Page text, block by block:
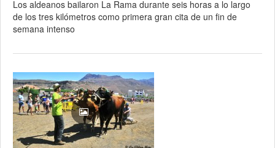
Los aldeanos bailaron La Rama durante seis horas a lo largo
de los tres kilómetros como primera gran cita de un fin de
semana intenso